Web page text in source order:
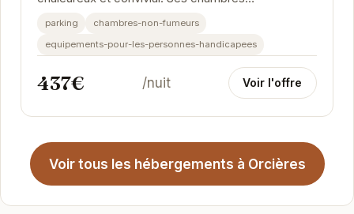
confortables et ses équipements modernes vous
parking
chambres-non-fumeurs
equipements-pour-les-personnes-handicapees
437€ /nuit Voir l'offre
Voir tous les hébergements à Orcières